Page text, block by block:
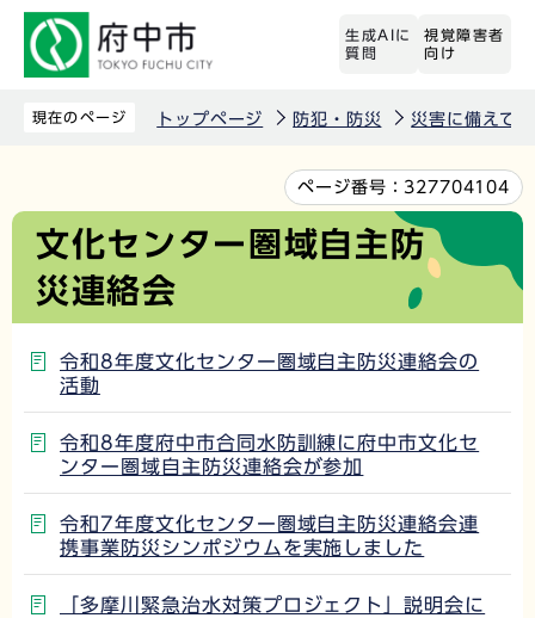
先
生成AIに
質問
視覚障害者
向け
現在のページ トップページ 防犯・防災 災害に備えて
文
か
ページ番号： 327704104
文化センター圏域自主防
災連絡会
令和8年度文化センター圏域自主防災連絡会の
活動
令和8年度府中市合同水防訓練に府中市文化セ
ンター圏域自主防災連絡会が参加
令和7年度文化センター圏域自主防災連絡会連
携事業防災シンポジウムを実施しました
「多摩川緊急治水対策プロジェクト」説明会に